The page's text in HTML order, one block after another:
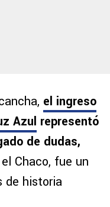
el ingreso
Azul representó
de dudas,
Chaco, fue un
de historia